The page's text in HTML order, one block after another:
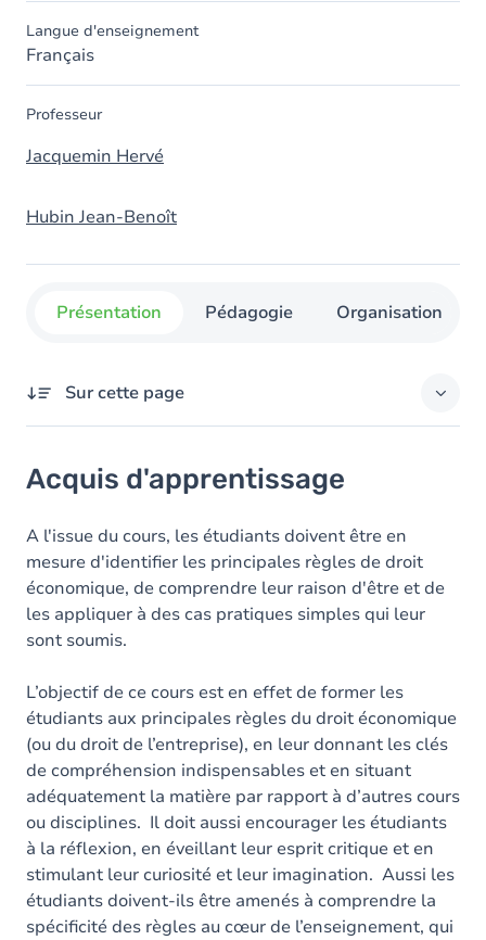
Langue d'enseignement
Français
Professeur
Jacquemin Hervé
Hubin Jean-Benoît
Présentation Pédagogie Organisation
Sur cette page
Objectifs
Contenu
Table des matières
Exercices
Acquis d'apprentissage
A l'issue du cours, les étudiants doivent être en
mesure d'identifier les principales règles de droit
économique, de comprendre leur raison d'être et de
les appliquer à des cas pratiques simples qui leur
sont soumis.
L’objectif de ce cours est en effet de former les
étudiants aux principales règles du droit économique
(ou du droit de l’entreprise), en leur donnant les clés
de compréhension indispensables et en situant
adéquatement la matière par rapport à d’autres cours
ou disciplines. Il doit aussi encourager les étudiants
à la réflexion, en éveillant leur esprit critique et en
stimulant leur curiosité et leur imagination. Aussi les
étudiants doivent-ils être amenés à comprendre la
spécificité des règles au cœur de l’enseignement, qui